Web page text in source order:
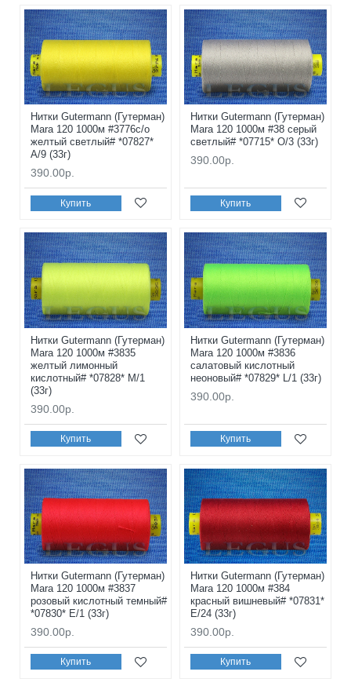
Нитки Gutermann (Гутерман)
Mara 120 1000м #3776с/о
желтый светлый# *07827*
A/9 (33г)
390.00р.
Купить
Нитки Gutermann (Гутерман)
Mara 120 1000м #38 серый
светлый# *07715* O/3 (33г)
390.00р.
Купить
Нитки Gutermann (Гутерман)
Mara 120 1000м #3835
желтый лимонный
кислотный# *07828* M/1
(33г)
390.00р.
Купить
Нитки Gutermann (Гутерман)
Mara 120 1000м #3836
салатовый кислотный
неоновый# *07829* L/1 (33г)
390.00р.
Купить
Нитки Gutermann (Гутерман)
Mara 120 1000м #3837
розовый кислотный темный#
*07830* E/1 (33г)
390.00р.
Купить
Нитки Gutermann (Гутерман)
Mara 120 1000м #384
красный вишневый# *07831*
E/24 (33г)
390.00р.
Купить